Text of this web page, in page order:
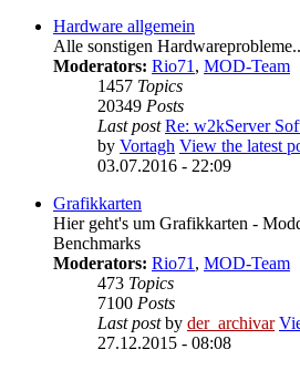
Hardware allgemein
Alle sonstigen Hardwareprobleme..
Moderators: Rio71, MOD-Team
1457 Topics
20349 Posts
Last post Re: w2kServer
by Vortagh View the latest
03.07.2016 - 22:09
Grafikkarten
Hier geht's um Grafikkarten -
Benchmarks
Moderators: Rio71, MOD-Team
473 Topics
7100 Posts
Last postby der_archivar
27.12.2015 - 08:08